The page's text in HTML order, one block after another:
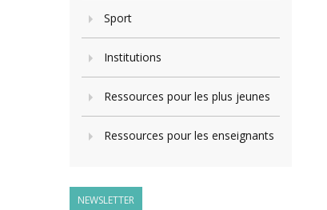
Sport
Institutions
Ressources pour les plus jeunes
Ressources pour les enseignants
NEWSLETTER